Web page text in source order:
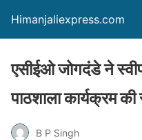
Himanjaliexpress.com
एसीईओ जोगदंडे ने
पाठशाला कार्यक्रम की
B P Singh